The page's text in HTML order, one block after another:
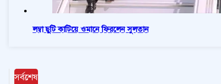
লম্বা ছুটি কাটিয়ে ওমানে ফিরলেন সুলতান
সর্বশেষ